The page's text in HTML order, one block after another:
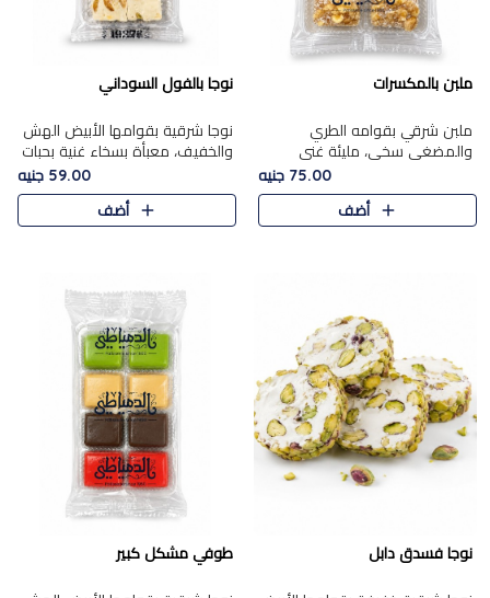
ملبن بالمكسرات
ملبن شرقي بقوامه الطري
والمضغي سخي، مليئة غني
بتشكيلة فاخرة من المكسرات
مشكلة المختارة التي تقدم تضيف
قرمشة مميزة مرضية ونكهة
75.00 جنيه
أضف
نوجا بالفول السوداني
نوجا شرقية بقوامها الأبيض الهش
والخفيف، معبأة بسخاء غنية بحبات
الفول السوداني المحمص التي
يقدم تضيف قرمشة مميزة مرضية
وتوازنًا رائعًا مع حلا..
59.00 جنيه
أضف
نوجا فسدق دابل طوفي مشكل كبير